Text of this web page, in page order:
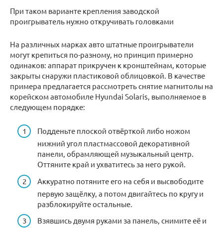
При таком варианте крепления заводской
проигрыватель нужно откручивать головками
На различных марках авто штатные проигрыватели
могут крепиться по-разному, но принцип примерно
одинаков: аппарат прикручен к кронштейнам, которые
закрыты снаружи пластиковой облицовкой. В качестве
примера предлагается рассмотреть снятие магнитолы на
корейском автомобиле Hyundai Solaris, выполняемое в
следующем порядке:
Подденьте плоской отвёрткой либо ножом
нижний угол пластмассовой декоративной
панели, обрамляющей музыкальный центр.
Оттяните край и ухватитесь за него рукой.
Аккуратно потяните его на себя и высвободите
первую защёлку, а потом двигайтесь по кругу и
разблокируйте остальные.
Взявшись двумя руками за панель, снимите её и